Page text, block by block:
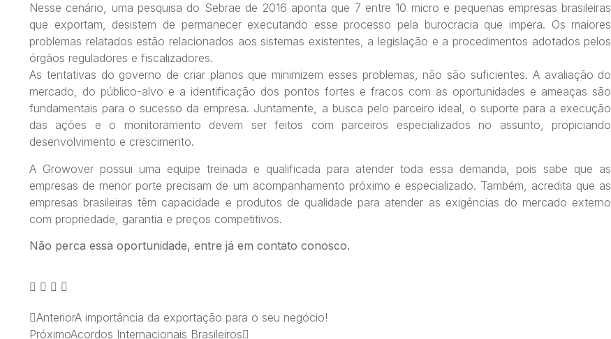
Nesse cenário, uma pesquisa do Sebrae de 2016 aponta que 7 entre 10 micro e pequenas empresas brasileiras
que exportam, desistem de permanecer executando esse processo pela burocracia que impera. Os maiores
problemas relatados estão relacionados aos sistemas existentes, a legislação e a procedimentos adotados pelos
órgãos reguladores e fiscalizadores.
As tentativas do governo de criar planos que minimizem esses problemas, não são suficientes. A avaliação do
mercado, do público-alvo e a identificação dos pontos fortes e fracos com as oportunidades e ameaças são
fundamentais para o sucesso da empresa. Juntamente, a busca pelo parceiro ideal, o suporte para a execução
das ações e o monitoramento devem ser feitos com parceiros especializados no assunto, propiciando
desenvolvimento e crescimento.
A Growover possui uma equipe treinada e qualificada para atender toda essa demanda, pois sabe que as
empresas de menor porte precisam de um acompanhamento próximo e especializado. Também, acredita que as
empresas brasileiras têm capacidade e produtos de qualidade para atender as exigências do mercado externo
com propriedade, garantia e preços competitivos.
Não perca essa oportunidade, entre já em contato conosco.
AnteriorA importância da exportação para o seu negócio!
PróximoAcordos Internacionais Brasileiros